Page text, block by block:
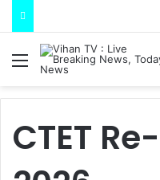
Menu
CTET